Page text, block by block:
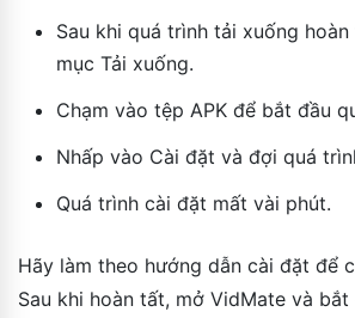
Sau khi quá trình tải xuống
mục Tải xuống.
Chạm vào tệp APK để bắt đầu
Nhấp vào Cài đặt và đợi quá
Quá trình cài đặt mất vài phút.
Hãy làm theo hướng dẫn cài đặt để
Sau khi hoàn tất, mở VidMate và